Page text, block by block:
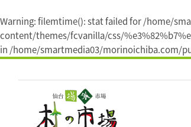
Warning: filemtime(): stat failed for /home/
content/themes/fcvanilla/css/
in /home/smartmedia03/morinoichiba.com/